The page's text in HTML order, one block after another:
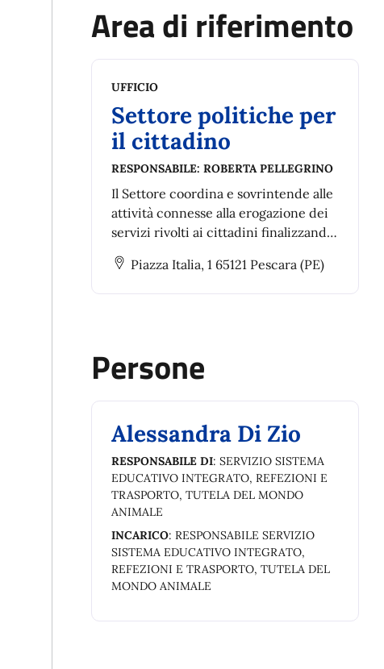
Area di riferimento
UFFICIO
Settore politiche per
il cittadino
RESPONSABILE: ROBERTA PELLEGRINO
Il Settore coordina e sovrintende alle
attività connesse alla erogazione dei
servizi rivolti ai cittadini finalizzando
la propria azione al miglioramento
della vita dell’utenza interessata ai
servizi da questi erogati.
Piazza Italia, 1 65121 Pescara (PE)
Persone
Alessandra Di Zio
RESPONSABILE DI: SERVIZIO SISTEMA
EDUCATIVO INTEGRATO, REFEZIONI E
TRASPORTO, TUTELA DEL MONDO
ANIMALE
INCARICO: RESPONSABILE SERVIZIO
SISTEMA EDUCATIVO INTEGRATO,
REFEZIONI E TRASPORTO, TUTELA DEL
MONDO ANIMALE